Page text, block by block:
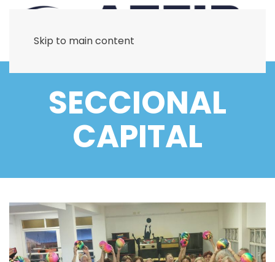
Skip to main content
SECCIONAL
CAPITAL